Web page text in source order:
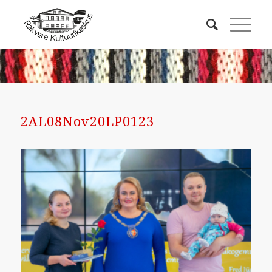
2AL08Nov20LP0123